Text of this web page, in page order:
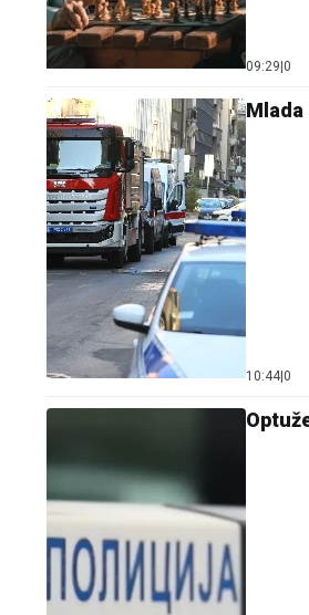
09:29 0
10:44 0